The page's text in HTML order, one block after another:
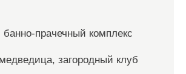
банно-прачечный комплекс
загородный клуб